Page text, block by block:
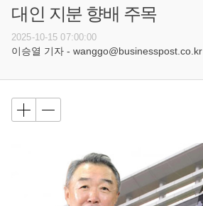
대인 지분 향배 주목
2025-10-15 07:00:00
이승열 기자 - wanggo@businesspost.co.kr